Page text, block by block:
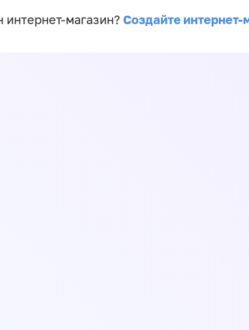
интернет-магазин? Создайте интернет-